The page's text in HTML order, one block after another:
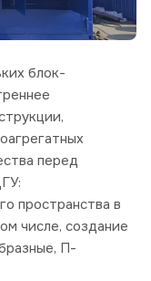
блок-
перед
пространства в
числе, создание
П-